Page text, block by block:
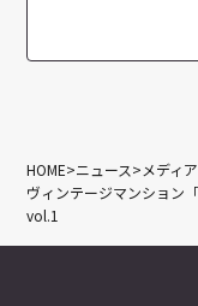
HOME>ニュース> メディア
ヴィンテージマンション
vol.1